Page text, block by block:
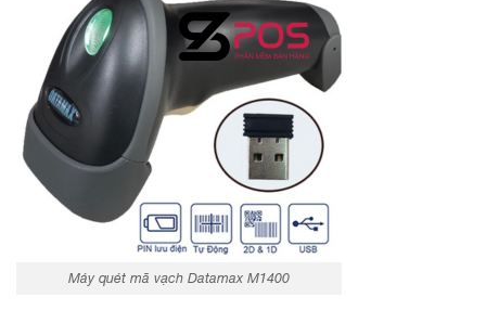
Máy quét mã vạch Datamax M1400